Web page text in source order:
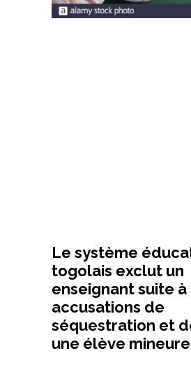
Le système
togolais exclut un
enseignant suite à
accusations de
séquestration et
une élève